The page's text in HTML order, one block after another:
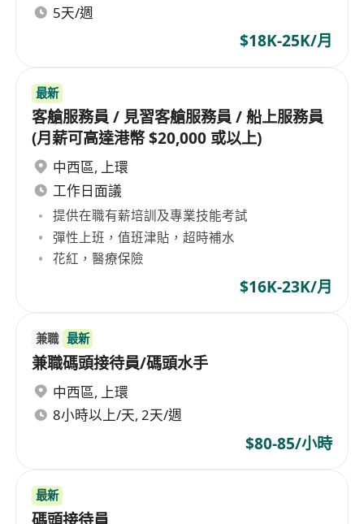
5天/週
$18K-25K/月
最新
客艙服務員 / 見習客艙服務員 / 船上服務員
(月薪可高達港幣 $20,000 或以上)
中西區, 上環
工作日面議
提供在職有薪培訓及專業技能考試
彈性上班，值班津貼，超時補水
花紅，醫療保險
$16K-23K/月
兼職 最新
兼職碼頭接待員/碼頭水手
中西區, 上環
8小時以上/天, 2天/週
$80-85/小時
最新